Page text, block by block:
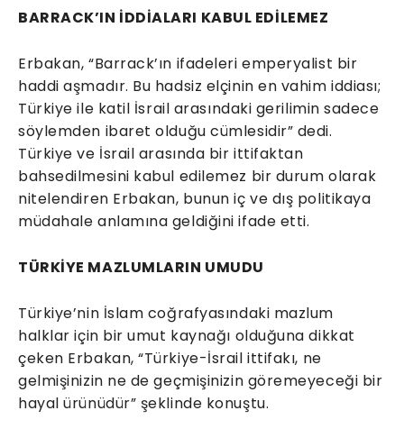
BARRACK’IN İDDİALARI KABUL EDİLEMEZ
Erbakan, “Barrack’ın ifadeleri emperyalist bir
haddi aşmadır. Bu hadsiz elçinin en vahim iddiası;
Türkiye ile katil İsrail arasındaki gerilimin sadece
söylemden ibaret olduğu cümlesidir” dedi.
Türkiye ve İsrail arasında bir ittifaktan
bahsedilmesini kabul edilemez bir durum olarak
nitelendiren Erbakan, bunun iç ve dış politikaya
müdahale anlamına geldiğini ifade etti.
TÜRKİYE MAZLUMLARIN UMUDU
Türkiye’nin İslam coğrafyasındaki mazlum
halklar için bir umut kaynağı olduğuna dikkat
çeken Erbakan, “Türkiye-İsrail ittifakı, ne
gelmişinizin ne de geçmişinizin göremeyeceği bir
hayal ürünüdür” şeklinde konuştu.